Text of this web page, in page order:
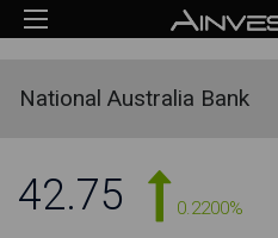
National Australia Bank
42.75 0.2200%